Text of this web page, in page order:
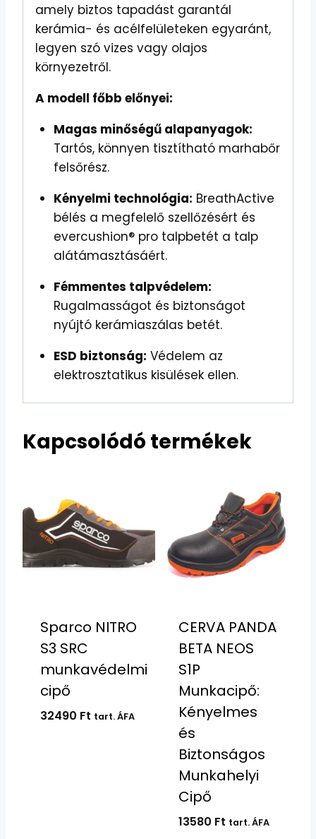
amely biztos tapadást garantál
kerámia- és acélfelületeken egyaránt,
legyen szó vizes vagy olajos
környezetről.
A modell főbb előnyei:
Magas minőségű alapanyagok:
Tartós, könnyen tisztítható marhabőr
felsőrész.
Kényelmi technológia: BreathActive
bélés a megfelelő szellőzésért és
evercushion® pro talpbetét a talp
alátámasztásáért.
Fémmentes talpvédelem:
Rugalmasságot és biztonságot
nyújtó kerámiaszálas betét.
ESD biztonság: Védelem az
elektrosztatikus kisülések ellen.
Kapcsolódó termékek
Sparco NITRO
S3 SRC
munkavédelmi
cipő
32490 Ft tart. ÁFA
CERVA PANDA
BETA NEOS
S1P
Munkacipő:
Kényelmes
és
Biztonságos
Munkahelyi
Cipő
13580 Ft tart. ÁFA